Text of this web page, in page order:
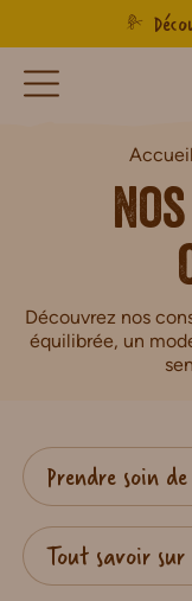
Accueil
Découvrez nos
équilibrée, un
Prendre soin
Tout savoir sur